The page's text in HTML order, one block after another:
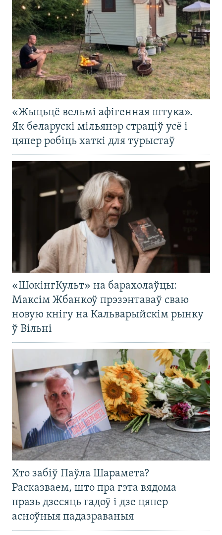
«Жыцьцё вельмі афігенная штука».
Як беларускі мільянэр страціў усё і
цяпер робіць хаткі для турыстаў
«ШокінгКульт» на барахолаўцы:
Максім Жбанкоў прэзэнтаваў сваю
новую кнігу на Кальварыйскім рынку
ў Вільні
Хто забіў Паўла Шарамета?
Расказваем, што пра гэта вядома
празь дзесяць гадоў і дзе цяпер
асноўныя падазраваныя